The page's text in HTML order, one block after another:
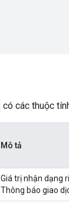
có các thuộc
Mô tả
Giá trị nhận dạng
Thông báo giao